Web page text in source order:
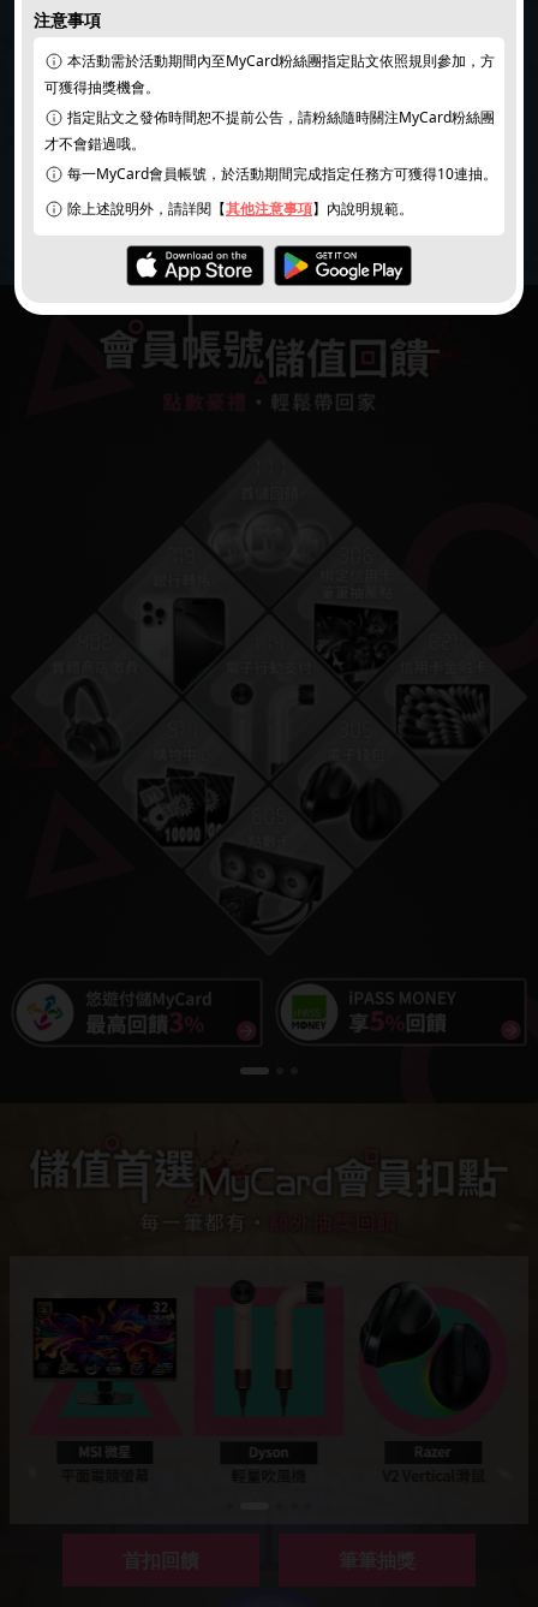
同意個資暨隱私權保護政策｜活動說明/登錄獎項
首扣回饋 筆筆抽獎
注意事項
本活動需於活動期間內至MyCard粉絲團指定貼文依照規則參加，方
可獲得抽獎機會。
指定貼文之發佈時間恕不提前公告，請粉絲隨時關注MyCard粉絲團
才不會錯過哦。
每一MyCard會員帳號，於活動期間完成指定任務方可獲得10連抽。
除上述說明外，請詳閱【其他注意事項】內說明規範。